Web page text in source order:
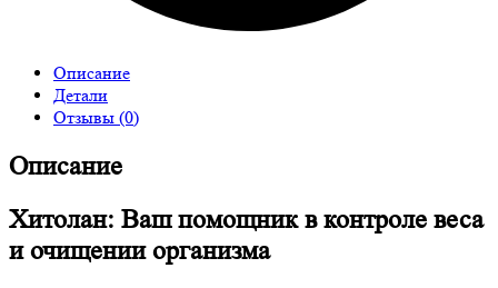
Описание
Детали
Отзывы (0)
Описание
Хитолан: Ваш помощник в контроле веса
и очищении организма